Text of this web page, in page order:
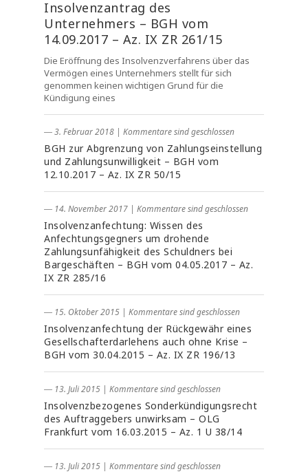
Insolvenzantrag des
Unternehmers – BGH vom
14.09.2017 – Az. IX ZR 261/15
Die Eröffnung des Insolvenzverfahrens über das
Vermögen eines Unternehmers stellt für sich
genommen keinen wichtigen Grund für die
Kündigung eines
― 3. Februar 2018 | Kommentare sind geschlossen
BGH zur Abgrenzung von Zahlungseinstellung
und Zahlungsunwilligkeit – BGH vom
12.10.2017 – Az. IX ZR 50/15
― 14. November 2017 | Kommentare sind geschlossen
Insolvenzanfechtung: Wissen des
Anfechtungsgegners um drohende
Zahlungsunfähigkeit des Schuldners bei
Bargeschäften – BGH vom 04.05.2017 – Az.
IX ZR 285/16
― 15. Oktober 2015 | Kommentare sind geschlossen
Insolvenzanfechtung der Rückgewähr eines
Gesellschafterdarlehens auch ohne Krise –
BGH vom 30.04.2015 – Az. IX ZR 196/13
― 13. Juli 2015 | Kommentare sind geschlossen
Insolvenzbezogenes Sonderkündigungsrecht
des Auftraggebers unwirksam – OLG
Frankfurt vom 16.03.2015 – Az. 1 U 38/14
― 13. Juli 2015 | Kommentare sind geschlossen